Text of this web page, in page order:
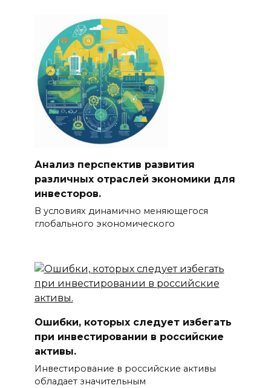
Анализ перспектив развития
различных отраслей экономики для
инвесторов.
В условиях динамично меняющегося
глобального экономического
Ошибки, которых следует избегать
при инвестировании в российские
активы.
Инвестирование в российские активы
обладает значительным